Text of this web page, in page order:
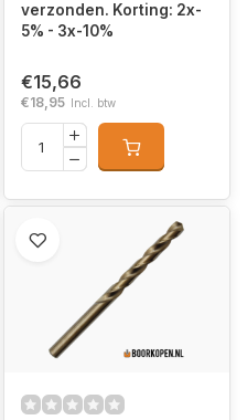
verzonden. Korting: 2x-
5% - 3x-10%
€15,66
€18,95 Incl. btw